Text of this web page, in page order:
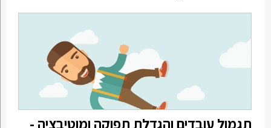
תגמול עובדים והגדלת תפוקה ומוטיבציה -